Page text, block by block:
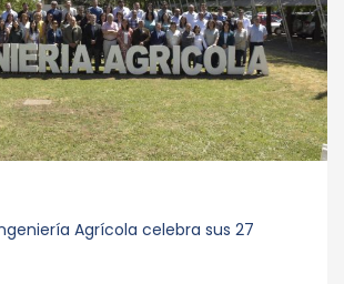
Agrícola celebra sus 27